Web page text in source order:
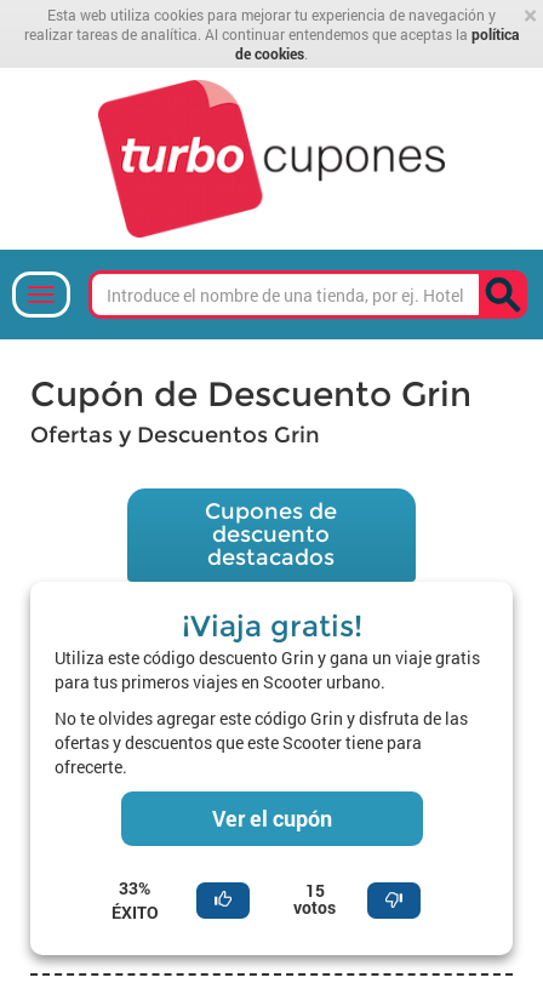
×
Esta web utiliza cookies para mejorar tu experiencia de navegación y
realizar tareas de analítica. Al continuar entendemos que aceptas la política
de cookies
Cupón de Descuento Grin
Ofertas y Descuentos Grin
Cupones de
descuento
destacados
¡Viaja gratis!
Utiliza este código descuento Grin y gana un viaje gratis
para tus primeros viajes en Scooter urbano.
No te olvides agregar este código Grin y disfruta de las
ofertas y descuentos que este Scooter tiene para
ofrecerte.
Ver el cupón
33%
ÉXITO
15
votos